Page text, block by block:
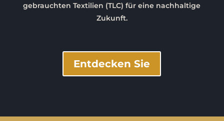
gebrauchten Textilien (TLC) für eine nachhaltige
Zukunft.
Entdecken Sie